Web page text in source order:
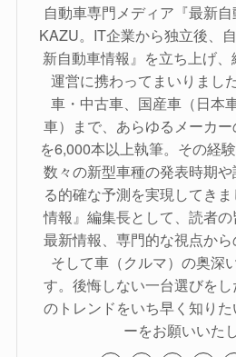
自動車専門メディア『最新
KAZU。IT企業から独立後、
新自動車情報』を立ち上げ
運営に携わってまいりまし
車・中古車、国産車（日本
車）まで、あらゆるメーカ
を6,000本以上執筆。その経
数々の新型車種の発表時期
る的確な予測を実現してき
情報』編集長として、読者
最新情報、専門的な視点から
そして車（クルマ）の奥深
す。後悔しない一台選びを
のトレンドをいち早く知り
ーをお願いいた